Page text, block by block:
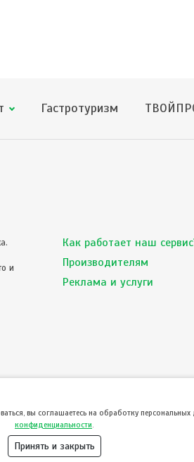
Гастротуризм
и
Как работает наш
Производителям
Реклама и услуги
© ТвойПродукт 2010 - 2026
соглашениемиПолитикой
вы соглашаетесь на обработку персональных
конфиденциальности
Принять и закрыть